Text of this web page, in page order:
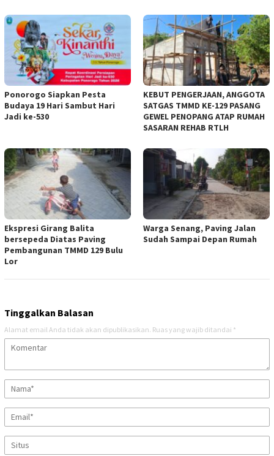
Ponorogo Siapkan Pesta
Budaya 19 Hari Sambut Hari
Jadi ke-530
KEBUT PENGERJAAN, ANGGOTA
SATGAS TMMD KE-129 PASANG
GEWEL PENOPANG ATAP RUMAH
SASARAN REHAB RTLH
Ekspresi Girang Balita
bersepeda Diatas Paving
Pembangunan TMMD 129 Bulu
Lor
Warga Senang, Paving Jalan
Sudah Sampai Depan Rumah
Tinggalkan Balasan
Alamat email Anda tidak akan dipublikasikan. Ruas yang wajib ditandai *